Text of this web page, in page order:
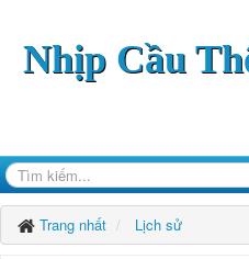
Nhịp Cầu
Trang nhất Lịch sử